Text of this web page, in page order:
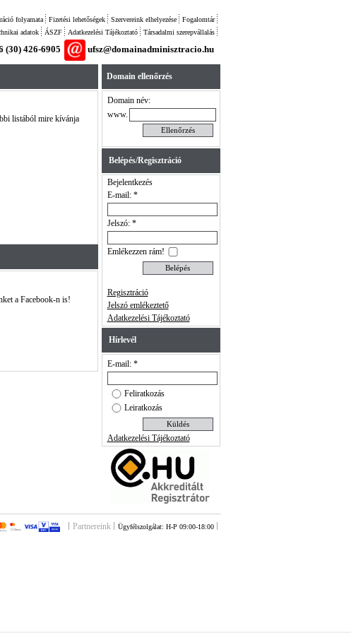
Fogalomtár
Szervereink elhelyezése
Fizetési lehetőségek
folyamata
Társadalmi szerepvállalás
Adatkezelési Tájékoztató
ÁSZF
adatok
(30) 426-6905 ufsz@domainadminisztracio.hu
listából mire kívánja
a Facebook-n is!
Domain ellenőrzés
Domain név:
www.
Belépés/Regisztráció
Bejelentkezés
E-mail: *
Jelszó: *
Emlékezzen rám!
Regisztráció
Jelszó emlékeztető
Adatkezelési Tájékoztató
Hírlevél
E-mail: *
Feliratkozás
Leiratkozás
Adatkezelési Tájékoztató
Partnereink Ügyfélszolgálat: H-P 09:00-18:00